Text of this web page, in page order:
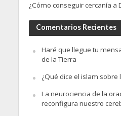
¿Cómo conseguir cercanía a
Comentarios Recientes
Haré que llegue tu
de la Tierra
¿Qué dice el islam
La neurociencia de la
reconfigura nuestro